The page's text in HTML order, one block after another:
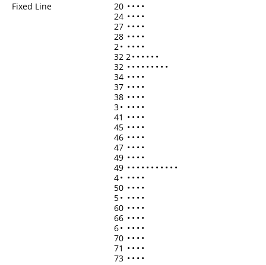
Fixed Line
20 • • • •
24 • • • •
27 • • • •
28 • • • •
2• • • • •
32 2• • • • • •
32 • • • • • • • • •
34 • • • •
37 • • • •
38 • • • •
3• • • • •
41 • • • •
45 • • • •
46 • • • •
47 • • • •
49 • • • •
49 • • • • • • • • • • •
4• • • • •
50 • • • •
5• • • • •
60 • • • •
66 • • • •
6• • • • •
70 • • • •
71 • • • •
73 • • • •